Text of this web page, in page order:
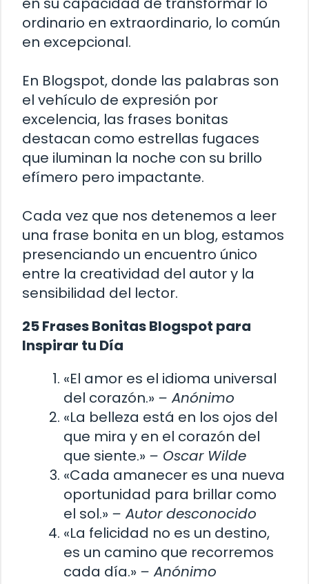
ordinario en extraordinario, lo común
en excepcional.
En Blogspot, donde las palabras son
el vehículo de expresión por
excelencia, las frases bonitas
destacan como estrellas fugaces
que iluminan la noche con su brillo
efímero pero impactante.
Cada vez que nos detenemos a leer
una frase bonita en un blog, estamos
presenciando un encuentro único
entre la creatividad del autor y la
sensibilidad del lector.
25 Frases Bonitas Blogspot para
Inspirar tu Día
«El amor es el idioma universal
del corazón.» – Anónimo
«La belleza está en los ojos del
que mira y en el corazón del
que siente.» – Oscar Wilde
«Cada amanecer es una nueva
oportunidad para brillar como
el sol.» – Autor desconocido
«La felicidad no es un destino,
es un camino que recorremos
cada día.» – Anónimo